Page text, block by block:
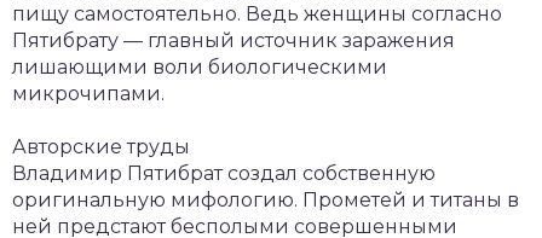
пищу самостоятельно. Ведь женщины согласно
Пятибрату — главный источник заражения
лишающими воли биологическими
микрочипами.
Авторские труды
Владимир Пятибрат создал собственную
оригинальную мифологию. Прометей и титаны в
ней предстают бесполыми совершенными